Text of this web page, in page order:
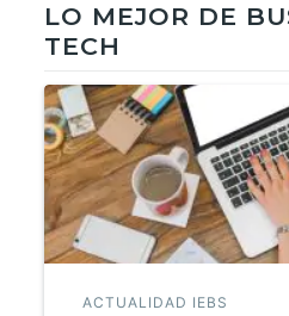
LO MEJOR DE
TECH
ACTUALIDAD IEBS